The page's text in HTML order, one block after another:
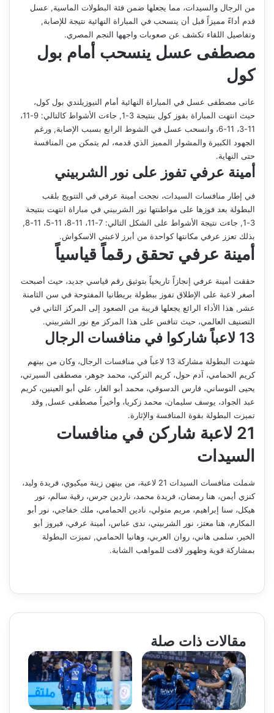
من الرجال والسيدات، مما يجعلها ضمن فئة البطولات الماسية, عسل
قدم أداءً مميزاً قبل أن ينسحب في المباراة النهائية نتيجة للإصابة,
وتفاصيل اللقاء تكشف عن صعوبات واجهها النجم المصري.
مصطفى عسل ينسحب أمام بول
كول
عانى مصطفى عسل في المباراة النهائية أمام النيوزيلندي بول كول،
حيث انتهت المباراة بفوز كول بنتيجة 3-1, جاءت الأشواط كالتالي: 9-11،
11-3، 11-6، وانسحب عسل في الشوط الرابع بسبب الإصابة, ورغم
الجهود الكبيرة والمشوار المميز الذي قدمه، لم يتمكن من المنافسة
حتى النهاية.
أمينة عرفي تفوز على نور الشربيني
في إطار منافسات السيدات، نجحت أمينة عرفي في التتويج بلقب
البطولة بعد فوزها على مواطنتها نور الشربيني في مباراة انتهت بنتيجة
3-1, جاءت نتيجة الأشواط على الشكل التالي: 7-11، 11-8، 11-5، 11-8,
بذلك تعزز عرفي مكانتها كواحدة من أبرز لاعبتي الاسكواش.
أمينة عرفي تحقق رقماً قياسياً
حققت أمينة عرفي إنجازاً تاريخياً بتوثيق رقم قياسي جديد، حيث أصبحت
أصغر لاعبة على الإطلاق تفوز ببطولة بريطانيا المفتوحة في سن الثامنة
عشر, هذا الأداء الرائع يجعلها قريبة من الصعود إلى المركز الثاني في
التصنيف العالمي، حيث تنافس على هذا المركز مع نور الشربيني.
13 لاعباً شاركوا في منافسات الرجال
شهدت البطولة مشاركة 13 لاعباً في منافسات الرجال، وكان من بينهم
كريم الحمامي، آدم حول، كريم التركي، محمد جوهر، مصطفى السيرتي،
يحيى النوساني، فارس الدسوقي، محمد أبو الغار، علي أبو العينين، كريم
عبد الجواد، يوسف سليمان، محمد زكريا، وأخيراً مصطفى عسل, وقد
تميزت البطولة بقوة المنافسة والإثارة.
21 لاعبة شاركن في منافسات
السيدات
شملت منافسات السيدات 21 لاعبة، من بينهن زينة ميكيوي، فريدة وليد،
كنزي أيمن، هنا رمضان، فريدة محمد، ناردين جرس، رقية سالم، نور
هيكل، سنا إبراهيم، مريم متولي، نادين الحمامي، ملك خفاجي، نور أبو
المكارم، هنا معتز، نور الشربيني، ندى عباس، أمينة عرفي، فيروز أبو
الخير، سلمى هاني، روان العربي، وهانيا الحمامي, تميزت البطولة
بمشاركة قوية وظهور لافت للمواهب الشابة.
مقالات ذات صلة